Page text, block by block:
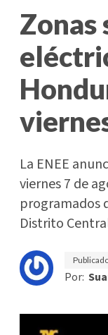
Zonas
La ENEE
viernes 7 de
programados
Distrito
Por: